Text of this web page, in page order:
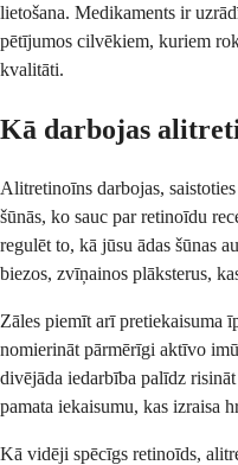
lietošana. Medikaments ir
pētījumos cilvēkiem, kuriem
kvalitāti.
Kā darbojas
Alitretinoīns darbojas,
šūnās, ko sauc par retinoīdu
regulēt to, kā jūsu ādas šūnas
biezos, zvīņainos plāksterus,
Zāles piemīt arī pretiekaisuma
nomierināt pārmērīgi aktīvo
divējāda iedarbība palīdz
pamata iekaisumu, kas izraisa
Kā vidēji spēcīgs retinoīds,